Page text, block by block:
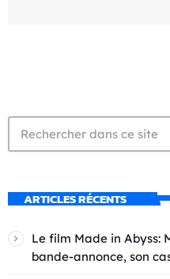
ARTICLES RÉCENTS
Le film Made in Abyss:
bande-annonce, son